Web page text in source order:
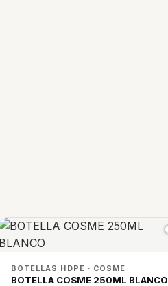
BOTELLAS HDPE · COSME
BOTELLA COSME 250ML BLANCO